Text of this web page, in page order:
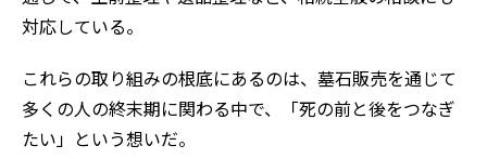
対応している。
これらの取り組みの根底にあるのは、墓石販売を通じて
多くの人の終末期に関わる中で、「死の前と後をつなぎ
たい」という想いだ。